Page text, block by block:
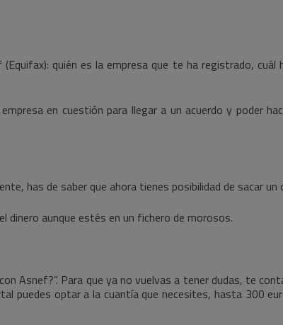
quién es la empresa que te ha registrado,
en cuestión para llegar a un acuerdo y poder
has de saber que ahora tienes posibilidad de sacar
dinero aunque estés en un fichero de morosos.
Asnef?”. Para que ya no vuelvas a tener dudas, te
puedes optar a la cuantía que necesites, hasta 300